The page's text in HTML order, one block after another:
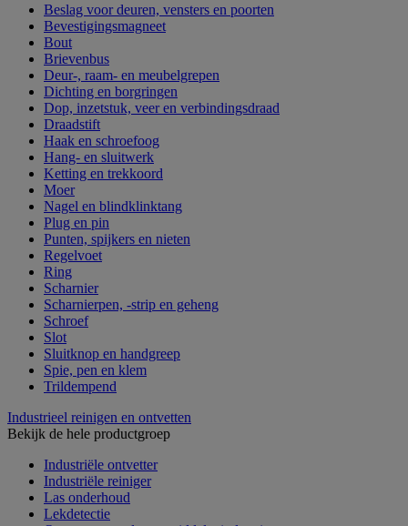
Beslag voor deuren, vensters en poorten
Bevestigingsmagneet
Bout
Brievenbus
Deur-, raam- en meubelgrepen
Dichting en borgringen
Dop, inzetstuk, veer en verbindingsdraad
Draadstift
Haak en schroefoog
Hang- en sluitwerk
Ketting en trekkoord
Moer
Nagel en blindklinktang
Plug en pin
Punten, spijkers en nieten
Regelvoet
Ring
Scharnier
Scharnierpen, -strip en geheng
Schroef
Slot
Sluitknop en handgreep
Spie, pen en klem
Trildempend
Industrieel reinigen en ontvetten
Bekijk de hele productgroep
Industriële ontvetter
Industriële reiniger
Las onderhoud
Lekdetectie